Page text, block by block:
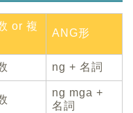
or 複
ANG形
ng + 名詞
ng mga +
名詞